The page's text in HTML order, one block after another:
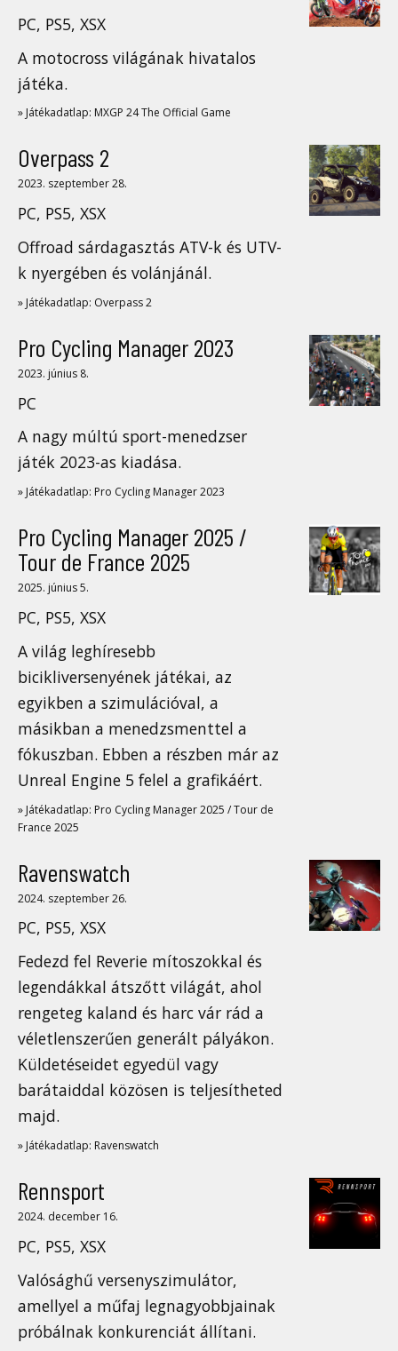
PC, PS5, XSX
A motocross világának hivatalos
játéka.
» Játékadatlap: MXGP 24 The Official Game
Overpass 2
2023. szeptember 28.
PC, PS5, XSX
Offroad sárdagasztás ATV-k és UTV-
k nyergében és volánjánál.
» Játékadatlap: Overpass 2
Pro Cycling Manager 2023
2023. június 8.
PC
A nagy múltú sport-menedzser
játék 2023-as kiadása.
» Játékadatlap: Pro Cycling Manager 2023
Pro Cycling Manager 2025 /
Tour de France 2025
2025. június 5.
PC, PS5, XSX
A világ leghíresebb
bicikliversenyének játékai, az
egyikben a szimulációval, a
másikban a menedzsmenttel a
fókuszban. Ebben a részben már az
Unreal Engine 5 felel a grafikáért.
» Játékadatlap: Pro Cycling Manager 2025 / Tour de
France 2025
Ravenswatch
2024. szeptember 26.
PC, PS5, XSX
Fedezd fel Reverie mítoszokkal és
legendákkal átszőtt világát, ahol
rengeteg kaland és harc vár rád a
véletlenszerűen generált pályákon.
Küldetéseidet egyedül vagy
barátaiddal közösen is teljesítheted
majd.
» Játékadatlap: Ravenswatch
Rennsport
2024. december 16.
PC, PS5, XSX
Valósághű versenyszimulátor,
amellyel a műfaj legnagyobbjainak
próbálnak konkurenciát állítani.